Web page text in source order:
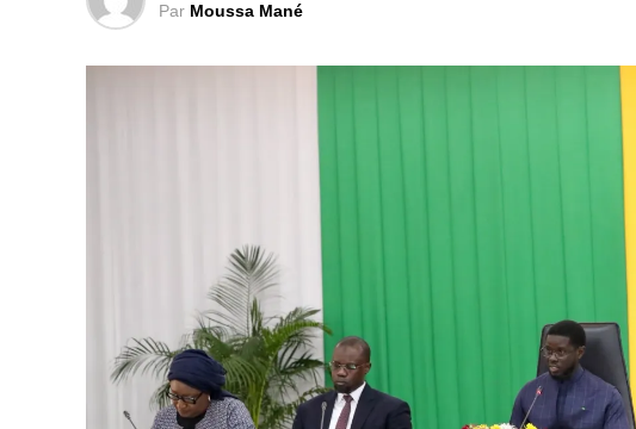
Par Moussa Mané